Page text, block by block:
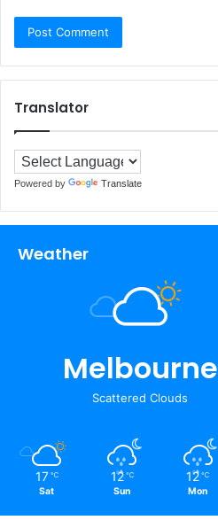
Translator
Powered by Translate
Weather
Melbourne
Scattered Clouds
17 ℃
Sat
12 ℃
Sun
12 ℃
Mon